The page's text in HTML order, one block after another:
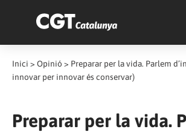
Inici > Opinió > Preparar per la vida. Parlem
innovar per innovar és conservar)
Preparar per la vida.